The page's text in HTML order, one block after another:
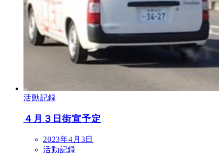
活動記録
４月３日街宣予定
2023年4月3日
活動記録